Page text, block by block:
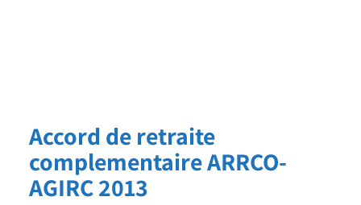
Accord de retraite
complementaire ARRCO-
AGIRC 2013